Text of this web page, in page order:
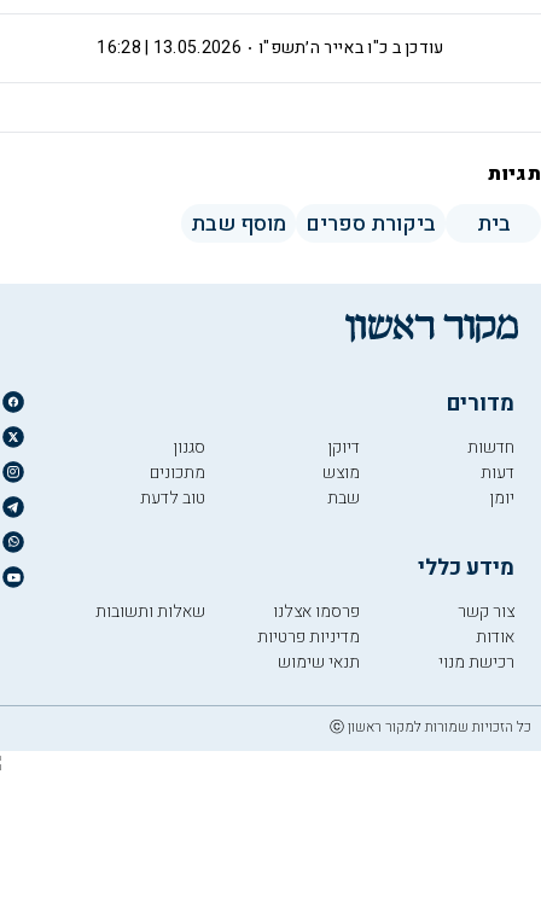
כ"ו באייר ה׳תשפ"ו 13.05.2026 | 16:28 עודכן ב
תגיות
בית ביקורת ספרים מוסף שבת
מדורים
חדשות
דעות
יומן
דיוקן
מוצש
שבת
סגנון
מתכונים
טוב לדעת
מידע כללי
צור קשר
אודות
רכישת מנוי
פרסמו אצלנו
מדיניות פרטיות
תנאי שימוש
שאלות ותשובות
כל הזכויות שמורות למקור ראשון ⓒ